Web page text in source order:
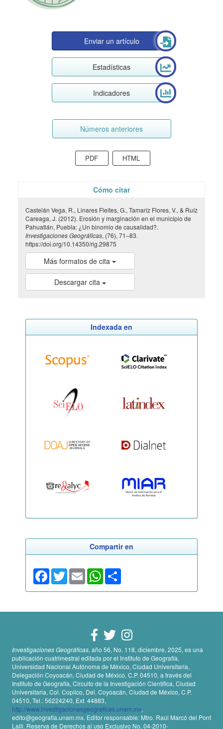
Enviar un artículo
Estadísticas
Indicadores
Números anteriores
PDF HTML
Cómo citar
Castelán Vega, R., Linares Fleites, G., Tamaríz Flores, V., & Ruíz
Careaga, J. (2012). Erosión y marginación en el municipio de
Pahuatlán, Puebla: ¿Un binomio de causalidad?.
Investigaciones Geográficas, (76), 71–83.
https://doi.org/10.14350/rig.29875
Más formatos de cita
Descargar cita
Indexada en
Compartir en
Facebook
TwitterEmail WhatsApp
Investigaciones Geográficas, año 56, No. 118, diciembre, 2025, es una
publicación cuatrimestral editada por el Instituto de Geografía,
Universidad Nacional Autónoma de México, Ciudad Universitaria,
Delegación Coyoacán, Ciudad de México, C.P. 04510, a través del
Instituto de Geografía, Circuito de la Investigación Científica, Ciudad
Universitaria, Col. Copilco, Del. Coyoacán, Ciudad de México, C.P.
04510, Tel.: 56224240, Ext. 44883,
http://www.investigacionesgeograficas.unam.mx,
edito@geografia.unam.mx. Editor responsable: Mtro. Raúl Marcó del Pont
Lalli. Reserva de Derechos al uso Exclusivo No. 04-2010-